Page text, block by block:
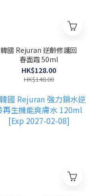
韓國 Rejuran 逆齡修護回
春面霜 50ml
HK$128.00
HK$148.00